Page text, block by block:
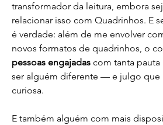
transformador da leitura, embora
relacionar isso com Quadrinhos. E
é verdade: além de me envolver
pessoas engajadas com tanta
ser alguém diferente — e julgo que
curiosa.
E também alguém com mais